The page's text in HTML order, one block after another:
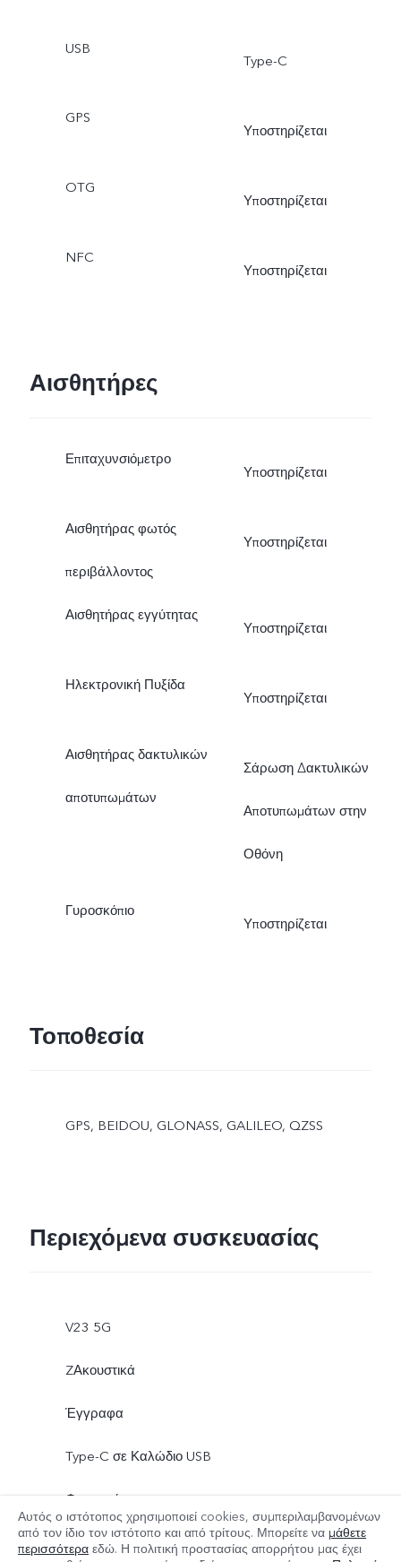
USB
Type-C
GPS
Υποστηρίζεται
OTG
Υποστηρίζεται
NFC
Υποστηρίζεται
Αισθητήρες
Επιταχυνσιόμετρο
Υποστηρίζεται
Αισθητήρας φωτός
περιβάλλοντος
Υποστηρίζεται
Αισθητήρας εγγύτητας
Υποστηρίζεται
Ηλεκτρονική Πυξίδα
Υποστηρίζεται
Αισθητήρας δακτυλικών
αποτυπωμάτων
Σάρωση Δακτυλικών
Αποτυπωμάτων στην
Οθόνη
Γυροσκόπιο
Υποστηρίζεται
Τοποθεσία
GPS, BEIDOU, GLONASS, GALILEO, QZSS
Περιεχόμενα συσκευασίας
V23 5G
ZΑκουστικά
Έγγραφα
Type-C σε Καλώδιο USB
Φορτιστής
Type-C σε Αντάπτορα υποδοχής ακουστικών 3.5mm
Περισσότερα
Αυτός ο ιστότοπος χρησιμοποιεί cookies, συμπεριλαμβανομένων
από τον ίδιο τον ιστότοπο και από τρίτους. Μπορείτε να μάθετε
περισσότερα εδώ. Η πολιτική προστασίας απορρήτου μας έχει